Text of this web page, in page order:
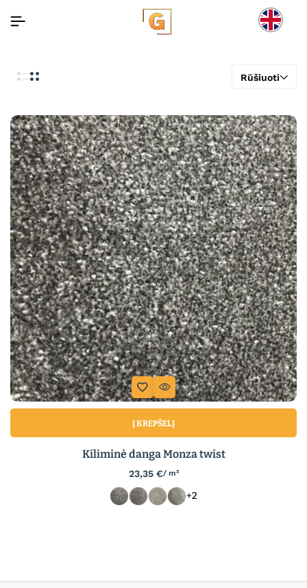
Rūšiuoti
Į KREPŠELĮ
Kiliminė danga Monza twist
23,35 €/ m²
+2